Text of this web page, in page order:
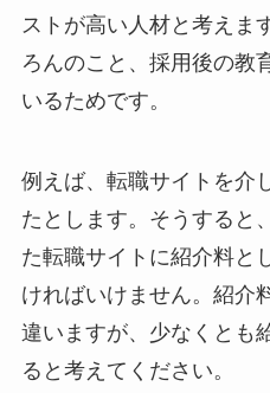
ストが高い人材と考えま
ろんのこと、採用後の教
いるためです。
例えば、転職サイトを介
たとします。そうすると
た転職サイトに紹介料と
ければいけません。紹介
違いますが、少なくとも
ると考えてください。